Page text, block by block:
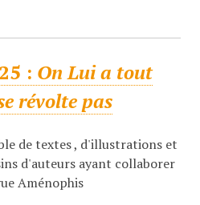
: On Lui a tout
révolte pas
de textes , d'illustrations et
d'auteurs ayant collaborer
Aménophis